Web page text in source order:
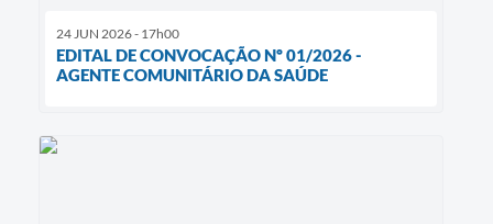
24 JUN 2026 - 17h00
EDITAL DE CONVOCAÇÃO Nº 01/2026 -
AGENTE COMUNITÁRIO DA SAÚDE